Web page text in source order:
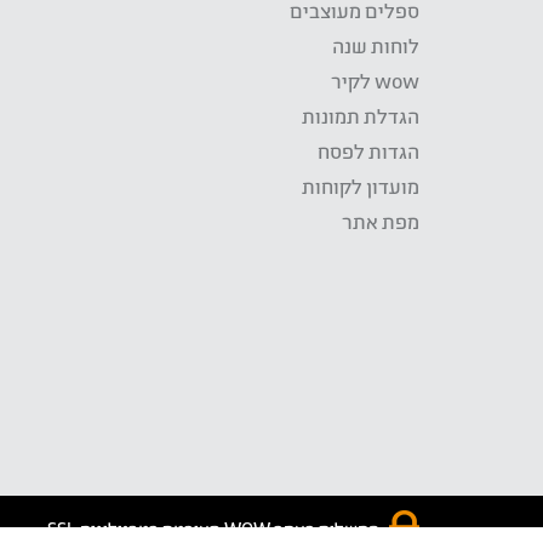
ספלים מעוצבים
לוחות שנה
wow לקיר
הגדלת תמונות
הגדות לפסח
מועדון לקוחות
מפת אתר
התשלום באתר WOW מאובטח בטכנולוגית SSL